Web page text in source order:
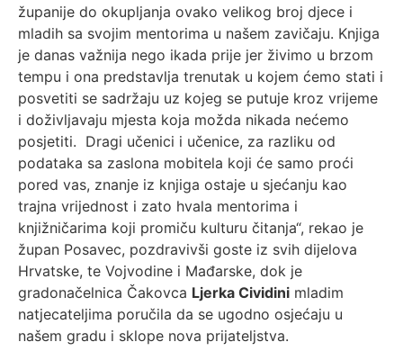
županije do okupljanja ovako velikog broj djece i
mladih sa svojim mentorima u našem zavičaju. Knjiga
je danas važnija nego ikada prije jer živimo u brzom
tempu i ona predstavlja trenutak u kojem ćemo stati i
posvetiti se sadržaju uz kojeg se putuje kroz vrijeme
i doživljavaju mjesta koja možda nikada nećemo
posjetiti. Dragi učenici i učenice, za razliku od
podataka sa zaslona mobitela koji će samo proći
pored vas, znanje iz knjiga ostaje u sjećanju kao
trajna vrijednost i zato hvala mentorima i
knjižničarima koji promiču kulturu čitanja“, rekao je
župan Posavec, pozdravivši goste iz svih dijelova
Hrvatske, te Vojvodine i Mađarske, dok je
gradonačelnica Čakovca Ljerka Cividini mladim
natjecateljima poručila da se ugodno osjećaju u
našem gradu i sklope nova prijateljstva.